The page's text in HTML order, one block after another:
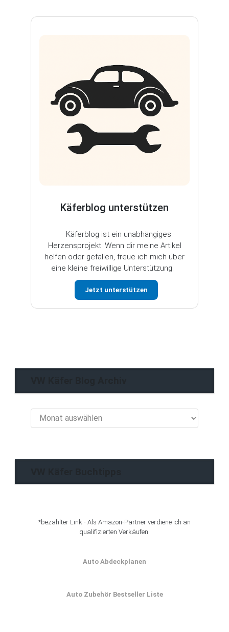
Käferblog unterstützen
Käferblog ist ein unabhängiges
Herzensprojekt. Wenn dir meine Artikel
helfen oder gefallen, freue ich mich über
eine kleine freiwillige Unterstützung.
Jetzt unterstützen
Käfer
*bezahlter Link - Als Amazon-Partner verdiene ich an
qualifizierten Verkäufen.
Auto Abdeckplanen
Auto Zubehör Bestseller Liste